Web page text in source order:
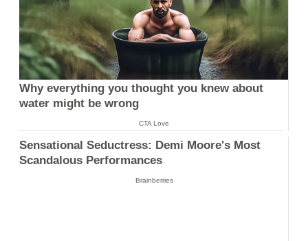
Why everything you thought you knew about
water might be wrong
CTA Love
Sensational Seductress: Demi Moore's Most
Scandalous Performances
Brainberries